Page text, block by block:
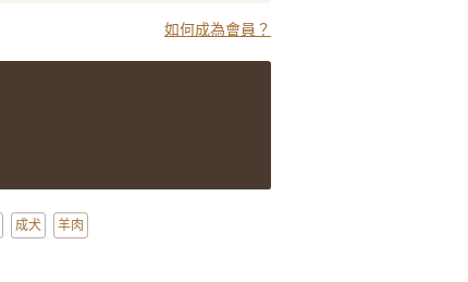
如何成為會員？
成犬 羊肉